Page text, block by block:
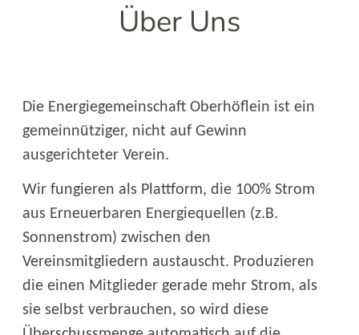
Über Uns
Die Energiegemeinschaft Oberhöflein ist ein
gemeinnütziger, nicht auf Gewinn
ausgerichteter Verein.
Wir fungieren als Plattform, die 100% Strom
aus Erneuerbaren Energiequellen (z.B.
Sonnenstrom) zwischen den
Vereinsmitgliedern austauscht. Produzieren
die einen Mitglieder gerade mehr Strom, als
sie selbst verbrauchen, so wird diese